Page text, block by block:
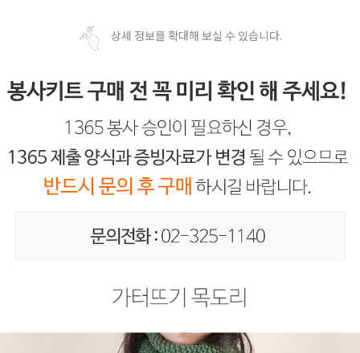
상세 정보를 확대해 보실 수 있습니다.